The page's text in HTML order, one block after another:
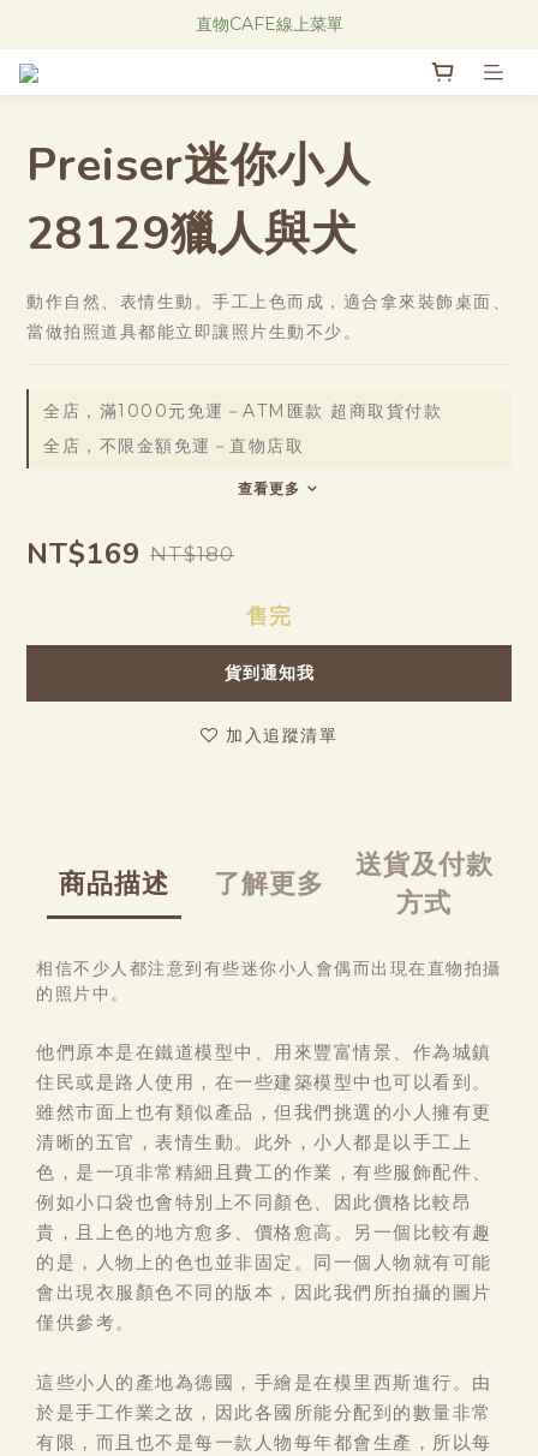
Research Notes 新品發售中！
直物CAFE線上菜單
Preiser迷你小人
28129獵人與犬
動作自然、表情生動。手工上色而成，適合拿來裝飾桌面、
當做拍照道具都能立即讓照片生動不少。
全店，滿1000元免運－ATM匯款 超商取貨付款
全店，不限金額免運－直物店取
查看更多
NT$169 NT$180
售完
貨到通知我
加入追蹤清單
商品描述 了解更多
送貨及付款
方式
相信不少人都注意到有些迷你小人會偶而出現在直物拍攝
的照片中。
他們原本是在鐵道模型中、用來豐富情景、作為城鎮
住民或是路人使用，在一些建築模型中也可以看到。
雖然市面上也有類似產品，但我們挑選的小人擁有更
清晰的五官，表情生動。此外，小人都是以手工上
色，是一項非常精細且費工的作業，有些服飾配件、
例如小口袋也會特別上不同顏色、因此價格比較昂
貴，且上色的地方愈多、價格愈高。另一個比較有趣
的是，人物上的色也並非固定。同一個人物就有可能
會出現衣服顏色不同的版本，因此我們所拍攝的圖片
僅供參考。
這些小人的產地為德國，手繪是在模里西斯進行。由
於是手工作業之故，因此各國所能分配到的數量非常
有限，而且也不是每一款人物每年都會生產，所以每